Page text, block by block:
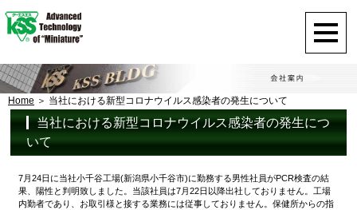
Home 当社における新型コロナウイルス感染者の発生について
当社における新型コロナウイルス感染者の発生につ
いて
7月24日に当社小千谷工場(新潟県小千谷市)に勤務する男性社員がPCR検査の結
果、陽性と判明致しました。当該社員は7月22日以降出社しておりません。工場
内勤者であり、お取引様と接する業務には従事しておりません。保健所からの指